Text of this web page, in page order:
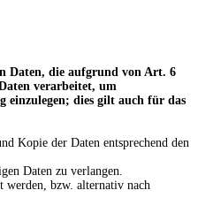
Daten, die aufgrund von Art. 6
verarbeitet, um
einzulegen; dies gilt auch für das
Kopie der Daten entsprechend den
Daten zu verlangen.
werden, bzw. alternativ nach